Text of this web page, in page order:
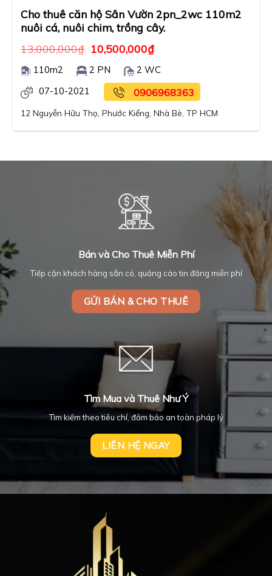
Cho thuê căn hộ Sân Vườn 2pn_2wc 110m2
nuôi cá, nuôi chim, trồng cây.
13,000,000₫ 10,500,000₫
110m2 2 PN
2 WC
07-10-2021
0906968363
12 Nguyễn Hữu Thọ, Phước Kiểng, Nhà Bè, TP HCM
Bán và Cho Thuê Miễn Phí
Tiếp cận khách hàng sẵn có, quảng cáo tin đăng miễn phí
GỬI BÁN & CHO THUÊ
Tìm Mua và Thuê Như Ý
Tìm kiếm theo tiêu chí, đảm bảo an toàn pháp lý
LIÊN HỆ NGAY